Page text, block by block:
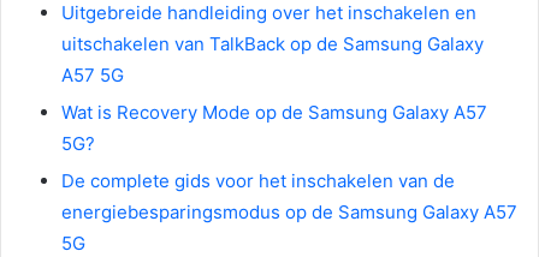
Uitgebreide handleiding over het inschakelen en
uitschakelen van TalkBack op de Samsung Galaxy
A57 5G
Wat is Recovery Mode op de Samsung Galaxy A57
5G?
De complete gids voor het inschakelen van de
energiebesparingsmodus op de Samsung Galaxy A57
5G